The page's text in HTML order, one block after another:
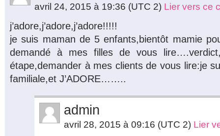
avril 24, 2015 à 19:36 (UTC 2) Lier vers ce
j’adore,j’adore,j’adore!!!!!
je suis maman de 5 enfants,bientôt mamie
demandé à mes filles de vous
étape,demander à mes clients de vous lire:je
familiale,et J’ADORE……..
admin
avril 28, 2015 à 09:16 (UTC 2) Lier